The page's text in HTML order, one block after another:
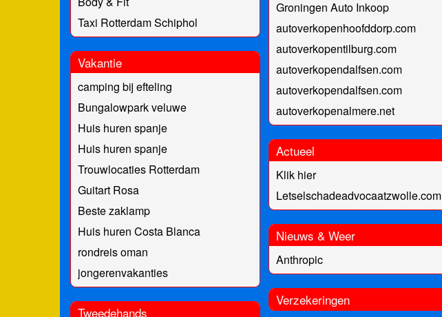
Taxi Rotterdam Schiphol
Vakantie
camping bij efteling
Bungalowpark veluwe
Huis huren spanje
Huis huren spanje
Trouwlocaties Rotterdam
Guitart Rosa
Beste zaklamp
Huis huren Costa Blanca
rondreis oman
jongerenvakanties
Tweedehands
Groningen Auto Inkoop
autoverkopenhoofddorp.com
autoverkopentilburg.com
autoverkopendalfsen.com
autoverkopendalfsen.com
autoverkopenalmere.net
Actueel
Klik hier
Letselschadeadvocaatzwolle.com
Nieuws & Weer
Anthropic
Verzekeringen